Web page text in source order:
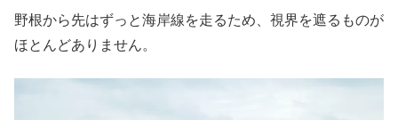
野根から先はずっと海岸線を走るため、視界を遮るものが
ほとんどありません。